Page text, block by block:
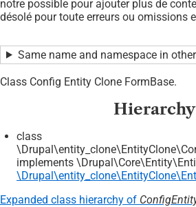
notre possible pour ajouter plus de
désolé pour toute erreurs ou omissions
Same name and namespace in
Class Config Entity Clone FormBase.
Hierarchy
class
implements
Expanded class hierarchy of